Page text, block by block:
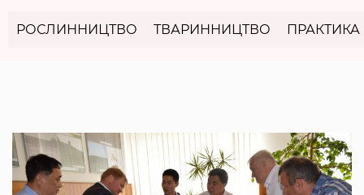
РОСЛИННИЦТВО ТВАРИННИЦТВО ПРАКТИКА